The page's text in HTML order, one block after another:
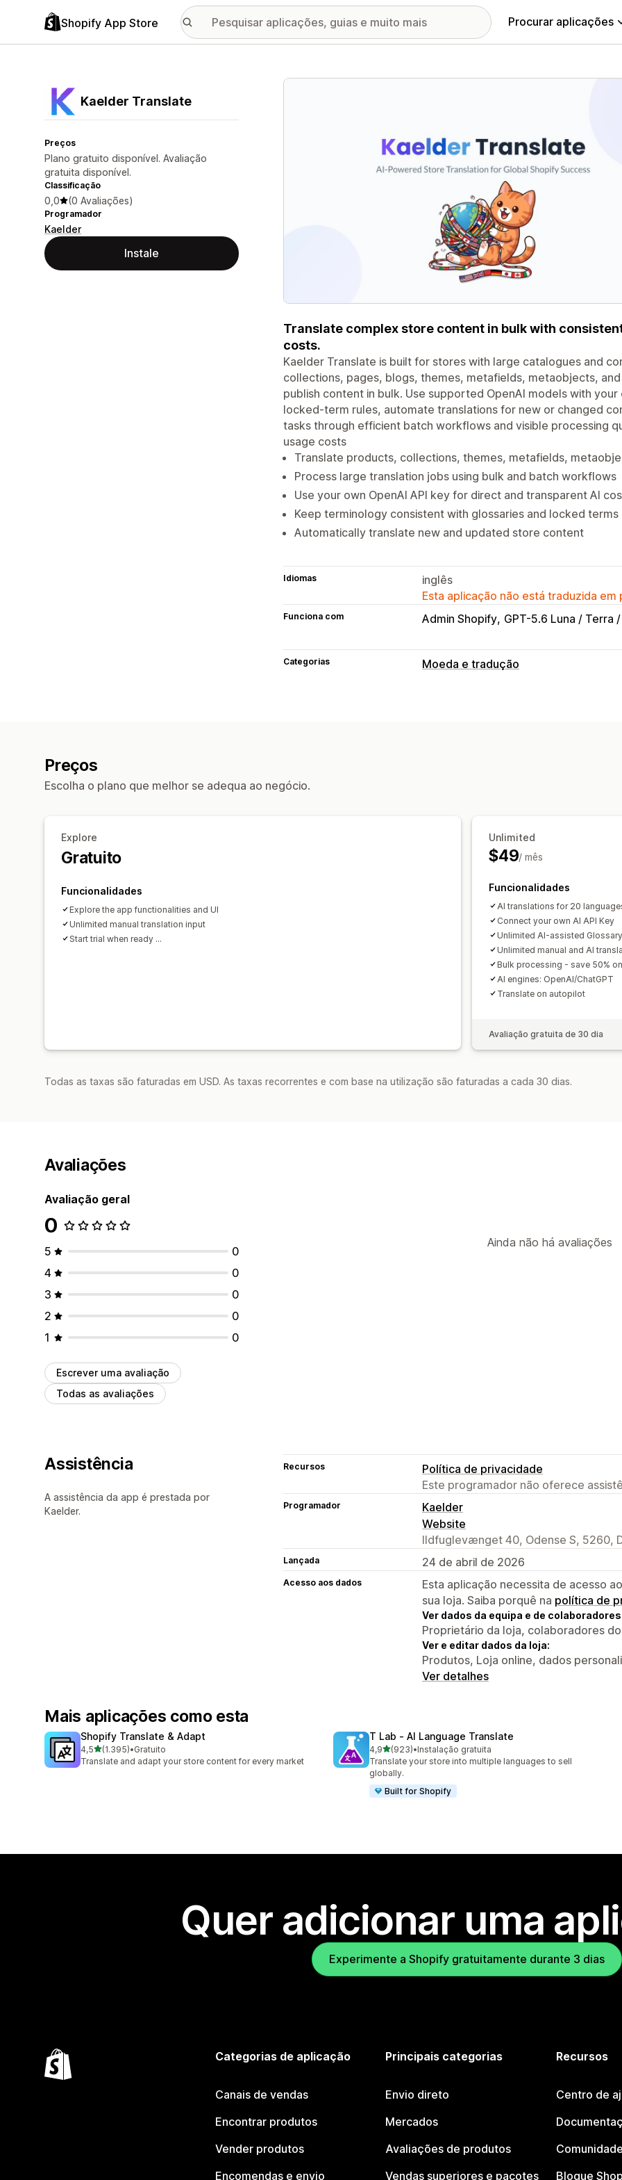
Shopify App Store Procurar aplicações
Kaelder Translate
Preços
Plano gratuito disponível. Avaliação
gratuita disponível.
Classificação
0,0 (0 Avaliações)
Programador
Kaelder
Instale
Galeria de imagens em destaque
Translate complex store content in bulk with
costs.
Kaelder Translate is built for stores with large catalogues and
collections, pages, blogs, themes, metafields, metaobjects,
publish content in bulk. Use supported OpenAI models with
locked-term rules, automate translations for new or changed
tasks through efficient batch workflows and visible processing
usage costs
Translate products, collections, themes, metafields,
Process large translation jobs using bulk and batch workflows
Use your own OpenAI API key for direct and transparent AI
Keep terminology consistent with glossaries and locked terms
Automatically translate new and updated store content
Idiomas
inglês
Esta aplicação não está traduzida
Funciona com Admin Shopify GPT-5.6 Luna / Terra
Categorias Moeda e tradução
Preços
Escolha o plano que melhor se adequa ao negócio.
Explore
Gratuito
Funcionalidades
Explore the app functionalities and UI
Unlimited manual translation input
Start trial when ready ...
Unlimited
$49/ mês
Funcionalidades
AI translations for 20
Connect your own AI API Key
Unlimited AI-assisted Glossary
Unlimited manual and AI
Bulk processing - save 50%
AI engines: OpenAI/ChatGPT
Translate on autopilot
Avaliação gratuita de 30 dia
Todas as taxas são faturadas em USD. As taxas recorrentes e com base na utilização são faturadas a cada 30 dias.
Avaliações
Avaliação geral
0
5
0
4
0
3
0
2
0
1
0
Escrever uma avaliação
Todas as avaliações
Ainda não há avaliações
Assistência
A assistência da app é prestada por
Kaelder.
Recursos
Política de privacidade
Este programador não oferece
Programador
Kaelder
Website
Ildfuglevænget 40, Odense S, 5260,
Lançada 24 de abril de 2026
Acesso aos dados
Esta aplicação necessita de acesso
sua loja. Saiba porquê na política de
Ver dados da equipa e de
Proprietário da loja, colaboradores
Ver e editar dados da loja:
Produtos, Loja online, dados
Ver detalhes
Mais aplicações como esta
Shopify Translate & Adapt
4,5de 5 estrelas
(1.395)
1395 total de avaliações
•Gratuito
Translate and adapt your store content for every market
T Lab ‑ AI Language Translate
4,9de 5 estrelas
(923)
923 total de avaliações
•Instalação gratuita
Translate your store into multiple languages to sell
globally.
Built for Shopify
Quer adicionar uma
Experimente a Shopify gratuitamente durante 3 dias
Categorias de aplicação
Canais de vendas
Encontrar produtos
Vender produtos
Encomendas e envio
Principais categorias
Envio direto
Mercados
Avaliações de produtos
Vendas superiores e pacotes
Recursos
Centro de
Blogue